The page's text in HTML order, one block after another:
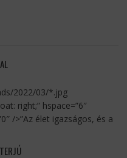
2022/03/*.jpg
right;” hspace=”6″
/>”Az élet igazságos, és a